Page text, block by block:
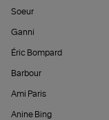
Soeur
Ganni
Éric Bompard
Barbour
Ami Paris
Anine Bing